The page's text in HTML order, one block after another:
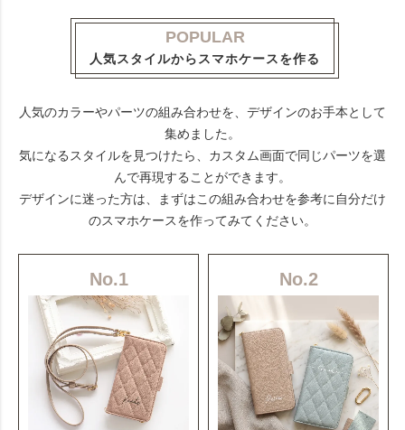
POPULAR
人気スタイルからスマホケースを作る
人気のカラーやパーツの組み合わせを、デザインのお手本として
集めました。
気になるスタイルを見つけたら、カスタム画面で同じパーツを選
んで再現することができます。
デザインに迷った方は、まずはこの組み合わせを参考に自分だけ
のスマホケースを作ってみてください。
No.1 No.2